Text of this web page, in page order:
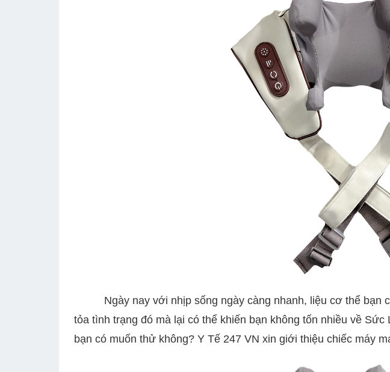
Ngày nay với nhịp sống ngày càng nhanh, liệu cơ thể bạn
tỏa tình trạng đó mà lại có thể khiến bạn không tốn nhiều về
bạn có muốn thử không? Y Tế 247 VN xin giới thiệu chiếc máy